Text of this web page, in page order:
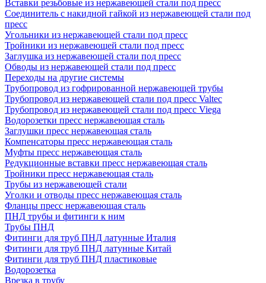
Вставки резьбовые из нержавеющей стали под пресс
Соединитель с накидной гайкой из нержавеющей стали под
пресс
Угольники из нержавеющей стали под пресс
Тройники из нержавеющей стали под пресс
Заглушка из нержавеющей стали под пресс
Обводы из нержавеющей стали под пресс
Переходы на другие системы
Трубопровод из гофрированной нержавеющей трубы
Трубопровод из нержавеющей стали под пресс Valtec
Трубопровод из нержавеющей стали под пресс Viega
Водорозетки пресс нержавеющая сталь
Заглушки пресс нержавеющая сталь
Компенсаторы пресс нержавеющая сталь
Муфты пресс нержавеющая сталь
Редукционные вставки пресс нержавеющая сталь
Тройники пресс нержавеющая сталь
Трубы из нержавеющей стали
Уголки и отводы пресс нержавеющая сталь
Фланцы пресс нержавеющая сталь
ПНД трубы и фитинги к ним
Трубы ПНД
Фитинги для труб ПНД латунные Италия
Фитинги для труб ПНД латунные Китай
Фитинги для труб ПНД пластиковые
Водорозетка
Врезка в трубу